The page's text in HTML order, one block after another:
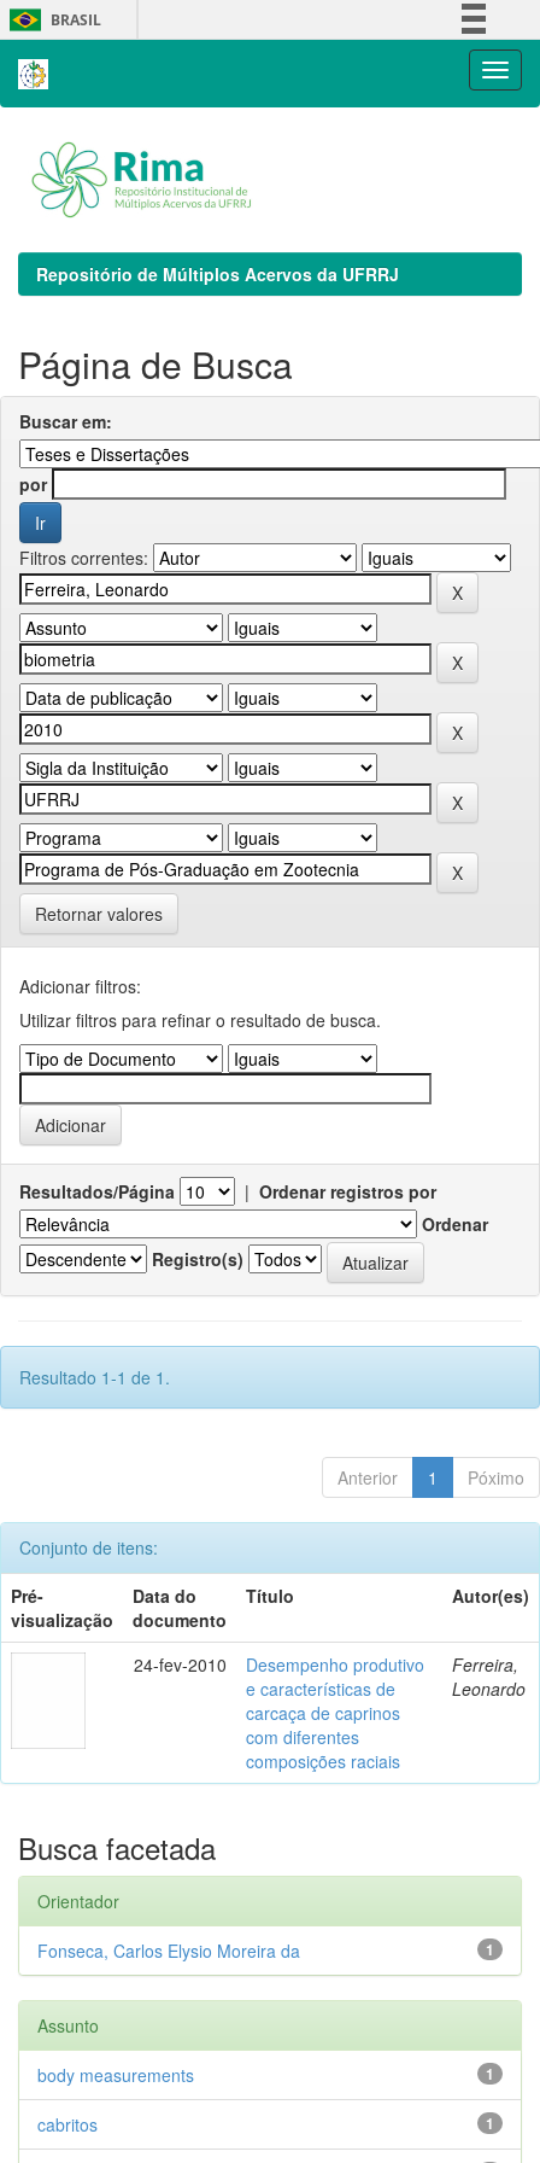
Skip
navigation
BRASIL
Repositório de Múltiplos Acervos da UFRRJ
Página de Busca
Buscar em:
por
Filtros correntes:
Retornar valores
Adicionar filtros:
Utilizar filtros para refinar o resultado de busca.
Resultados/Página | Ordenar registros por
Ordenar
Registro(s)
Resultado 1-1 de 1.
Anterior 1 Póximo
Conjunto de itens:
Pré-
visualização
Data do
documento
Título Autor(es)
24-fev-2010
Desempenho produtivo
e características de
carcaça de caprinos
com diferentes
composições raciais
Ferreira,
Leonardo
Busca facetada
Orientador
1
Fonseca, Carlos Elysio Moreira da
Assunto
1
body measurements
1
cabritos